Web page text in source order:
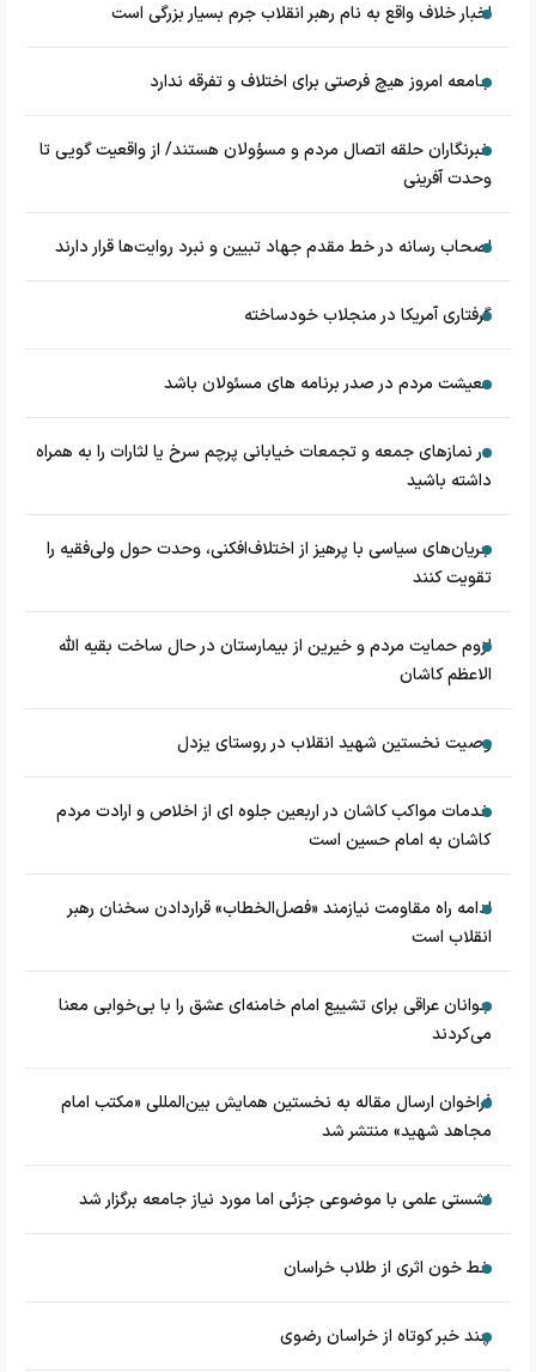
اخبار خلاف واقع به نام رهبر انقلاب جرم بسیار بزرگی است
جامعه امروز هیچ فرصتی برای اختلاف و تفرقه ندارد
خبرنگاران حلقه اتصال مردم و مسؤولان هستند/ از واقعیت گویی تا
وحدت آفرینی
اصحاب رسانه در خط مقدم جهاد تبیین و نبرد روایت‌ها قرار دارند
گرفتاری آمریکا در منجلاب خودساخته
معیشت مردم در صدر برنامه های مسئولان باشد
در نماز‌های جمعه و تجمعات خیابانی پرچم سرخ یا لثارات را به همراه
داشته باشید
جریان‌های سیاسی با پرهیز از اختلاف‌افکنی، وحدت حول ولی‌فقیه را
تقویت کنند
لزوم حمایت مردم و خیرین از بیمارستان در حال ساخت بقیه الله
الاعظم کاشان
وصیت نخستین شهید انقلاب در روستای یزدل
خدمات مواکب کاشان در اربعین جلوه ای از اخلاص و ارادت مردم
کاشان به امام حسین است
ادامه راه مقاومت نیازمند «فصل‌الخطاب» قراردادن سخنان رهبر
انقلاب است
جوانان عراقی برای تشییع امام خامنه‌ای عشق را با بی‌خوابی معنا
می‌کردند
فراخوان ارسال مقاله به نخستین همایش بین‌المللی «مکتب امام
مجاهد شهید» منتشر شد
نشستی علمی با موضوعی جزئی اما مورد نیاز جامعه برگزار شد
خط خون اثری از طلاب خراسان
چند خبر کوتاه از خراسان رضوی